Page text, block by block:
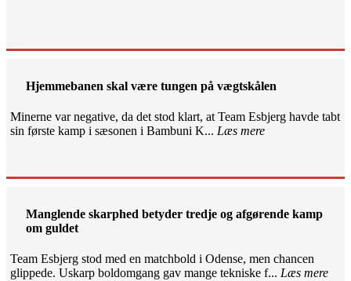
Hjemmebanen skal være tungen på vægtskålen
Minerne var negative, da det stod klart, at Team Esbjerg havde tabt
sin første kamp i sæsonen i Bambuni K... Læs mere
Manglende skarphed betyder tredje og afgørende kamp
om guldet
Team Esbjerg stod med en matchbold i Odense, men chancen
glippede. Uskarp boldomgang gav mange tekniske f... Læs mere